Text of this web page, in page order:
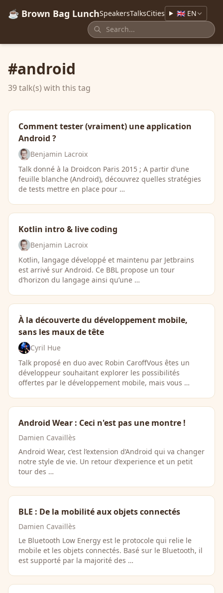
☕ Brown Bag LunchSpeakersTalksCities 🇬🇧 EN
#android
39 talk(s) with this tag
Comment tester (vraiment) une application
Android ?
Benjamin Lacroix
Talk donné à la Droidcon Paris 2015 ; A partir d’une
feuille blanche (Android), découvrez quelles stratégies
de tests mettre en place pour …
Kotlin intro & live coding
Benjamin Lacroix
Kotlin, langage développé et maintenu par Jetbrains
est arrivé sur Android. Ce BBL propose un tour
d’horizon du langage ainsi qu’une …
À la découverte du développement mobile,
sans les maux de tête
Cyril Hue
Talk proposé en duo avec Robin CaroffVous êtes un
développeur souhaitant explorer les possibilités
offertes par le développement mobile, mais vous …
Android Wear : Ceci n'est pas une montre !
Damien Cavaillès
Android Wear, c’est l’extension d’Android qui va changer
notre style de vie. Un retour d’experience et un petit
tour des …
BLE : De la mobilité aux objets connectés
Damien Cavaillès
Le Bluetooth Low Energy est le protocole qui relie le
mobile et les objets connectés. Basé sur le Bluetooth, il
est supporté par la majorité des …